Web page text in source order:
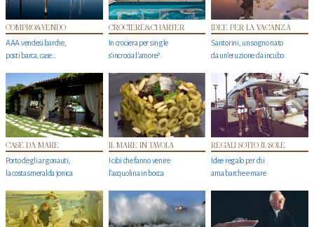
COMPRO&VENDO
AAA vendesi barche,
posti barca, case…
CROCIERE&CHARTER
In crociera per single
s'incrocia l’amore?
IDEE PER LA VACANZA
Santorini, un sogno nato
da un’eruzione da incubo
CASE DA MARE
Porto degli argonauti,
la costa smeralda jonica
IL MARE IN TAVOLA
I cibi che fanno venire
l’acquolina in bocca
REGALI SOTTO IL SOLE
Idee regalo per chi
ama barche e mare